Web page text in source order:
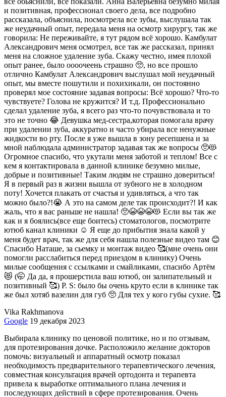
и позитивная, профессионал своего дела, все подробно
рассказала, объяснила, посмотрела все зубы, выслушала так
же неудачный опыт, передала меня на осмотр хирургу, так же
говорила: Не переживайте, я тут рядом всё хорошо. Камбулат
Александрович меня осмотрел, все так же рассказал, принял
меня на сложное удаление зуба. Скажу честно, имея плохой
опыт ранее, было оооочеень страшно 🥺, но все прошло
отлично Камбулат Александрович выслушал мой неудачный
опыт, мы вместе пошутили и похихикали, он постоянно
проверял мое состояние задавая вопросы: Всё хорошо? Что-то
чувствуете? Голова не кружится? И т.д. Профессионально
сделал удаление зуба, я всего раз что-то почувствовала и то
это не точно 😂 Девушка мед-сестра,которая помогала врачу
при удалении зуба, аккуратно и часто убирала все ненужные
жидкости во рту. После я уже вышла в зону ресепшена и за
мной наблюдала администратор задавая так же вопросы 🥺😻
Огромное спасибо, что укутали меня заботой и теплом! Все с
кем я контактировала в данной клинике безумно милые,
добрые и позитивные! Таким людям не страшно довериться!
Я в первый раз в жизни вышла от зубного не в холодном
поту! Хочется плакать от счастья и удивляться, а что так
можно было?!😭 А это на самом деле так происходит?! И как
жаль, что я вас раньше не нашла! 🥺😭😭😭😻 Если вы так же
как и я боялись(все еще боитесь) стоматологов, посмотрите
ютюб канал клиники ☺ Я еще до прибытия знала какой у
меня будет врач, так же для себя нашла полезные видео там 😊
Спасибо Наташе, за сьемку и монтаж видео 🥰(мне очень они
помогли расслабиться перед приездом в клинику) Очень
милые сообщения с ссылками и смайликами, спасибо Артём
😻 (🤭 Да да, я прошерстила ваш ютюб, он залипательный и
позитивный 🥰) P. S: было бы очень круто если в клинике так
же был хотяб вазелин для губ 🥺 Для тех у кого губы сухие. 🥰
Vika Rakhmanova
Google 19 декабря 2023
Выбирала клинику по ценовой политике, но и по отзывам,
для протезирования дочке. Расположило желание докторов
помочь: визуальный и аппаратный осмотр показал
необходимость предварительного терапевтического лечения,
совместная консультация врачей ортодонта и терапевта
привела к выработке оптимального плана лечения и
последующих действий в сфере протезирования. Очень